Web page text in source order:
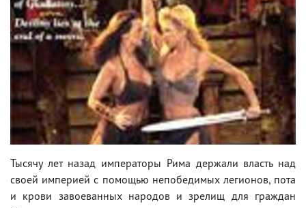
Тысячу лет назад императоры Рима держали власть над
своей империей с помощью непобедимых легионов, пота
и крови завоеванных народов и зрелищ для граждан